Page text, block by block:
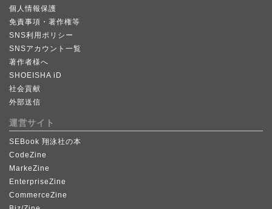
個人情報保護
免責事項・著作権等
SNS利用ポリシー
SNSアカウント一覧
著作者様へ
SHOEISHA iD
社会貢献
外部送信
運営サイト
SEBook 翔泳社の本
CodeZine
MarkeZine
EnterpriseZine
CommerceZine